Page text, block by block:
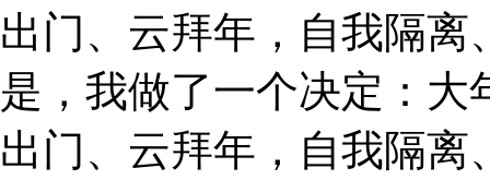
出门、云拜年，自我隔
是，我做了一个决定：
出门、云拜年，自我隔